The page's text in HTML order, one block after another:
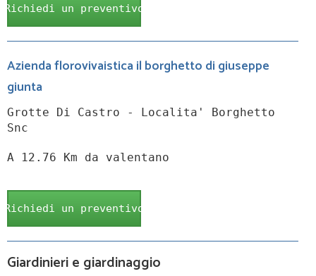
Richiedi un preventivo
Azienda florovivaistica il borghetto di giuseppe
giunta
Grotte Di Castro - Localita' Borghetto
Snc
A 12.76 Km da valentano
Richiedi un preventivo
Giardinieri e giardinaggio